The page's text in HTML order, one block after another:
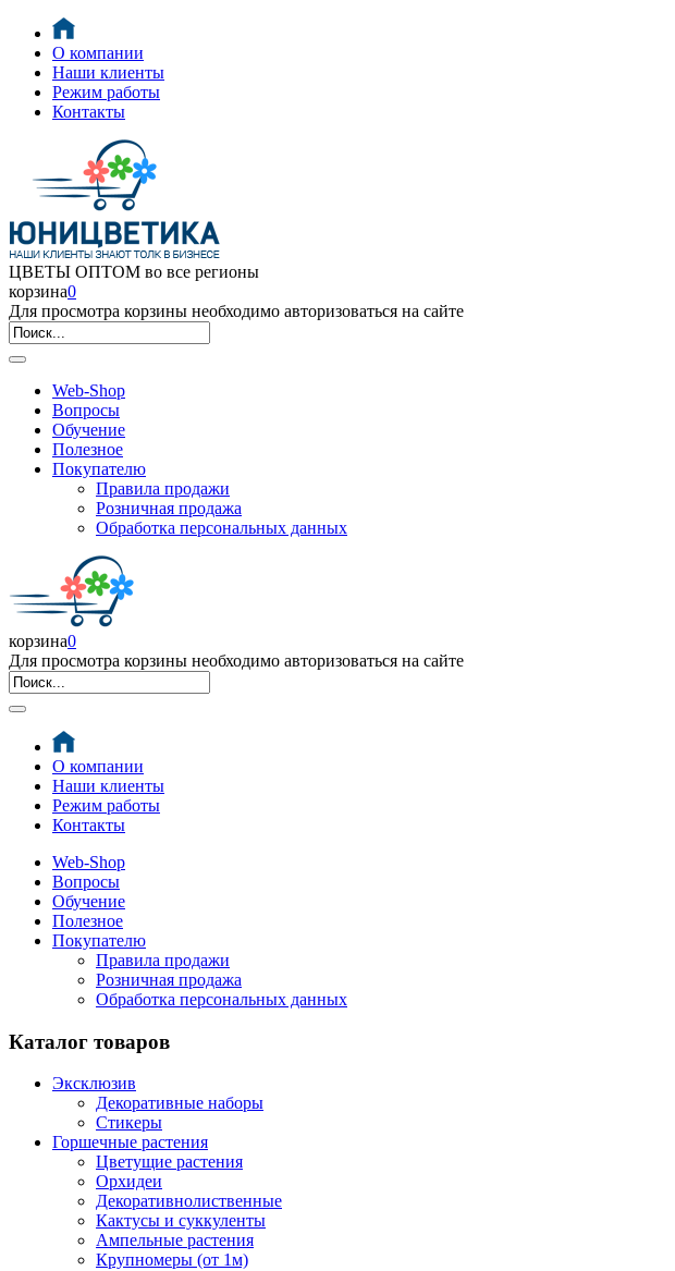
О компании
Наши клиенты
Режим работы
Контакты
ЦВЕТЫ ОПТОМ во все регионы
корзина0
Для просмотра корзины необходимо авторизоваться на сайте
Web-Shop
Вопросы
Обучение
Полезное
Покупателю
Правила продажи
Розничная продажа
Обработка персональных данных
корзина0
Для просмотра корзины необходимо авторизоваться на сайте
О компании
Наши клиенты
Режим работы
Контакты
Web-Shop
Вопросы
Обучение
Полезное
Покупателю
Правила продажи
Розничная продажа
Обработка персональных данных
Каталог товаров
Эксклюзив
Декоративные наборы
Стикеры
Горшечные растения
Цветущие растения
Орхидеи
Декоративнолиственные
Кактусы и суккуленты
Ампельные растения
Крупномеры (от 1м)